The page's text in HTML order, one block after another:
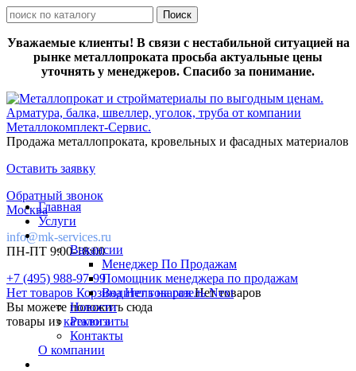
Уважаемые клиенты! В связи с нестабильной ситуацией на
рынке металлопроката просьба актуальные цены
уточнять у менеджеров. Спасибо за понимание.
Продажа металлопроката, кровельных и фасадных материалов
Оставить заявку
Обратный звонок
Москва
info@mk-services.ru
ПН-ПТ 9:00-18:00
+7 (495) 988-97-99
Нет товаров КорзинаНет товаровНет товаров
Вы можете положить сюда
товары изкаталога
Главная
Услуги
Вакансии
Менеджер По Продажам
Помощник менеджера по продажам
Водитель на газель Next
Новости
Реквизиты
Контакты
О компании